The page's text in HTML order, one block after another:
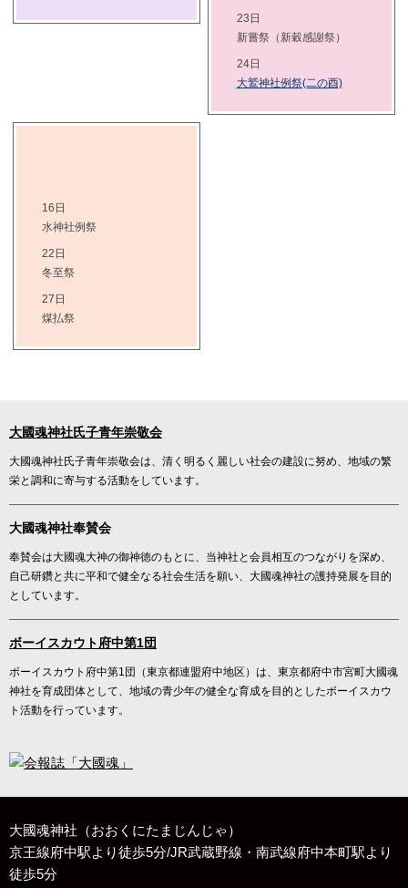
23日
新嘗祭（新穀感謝祭）
24日
大鷲神社例祭(二の酉)
16日
水神社例祭
22日
冬至祭
27日
煤払祭
大國魂神社氏子青年崇敬会
大國魂神社氏子青年崇敬会は、清く明るく麗しい社会の建設に努め、地域の繁
栄と調和に寄与する活動をしています。
大國魂神社奉賛会
奉賛会は大國魂大神の御神徳のもとに、当神社と会員相互のつながりを深め、
自己研鑽と共に平和で健全なる社会生活を願い、大國魂神社の護持発展を目的
としています。
ボーイスカウト府中第1団
ボーイスカウト府中第1団（東京都連盟府中地区）は、東京都府中市宮町大國魂
神社を育成団体として、地域の青少年の健全な育成を目的としたボーイスカウ
ト活動を行っています。
大國魂神社（おおくにたまじんじゃ）
京王線府中駅より徒歩5分/JR武蔵野線・南武線府中本町駅より
徒歩5分